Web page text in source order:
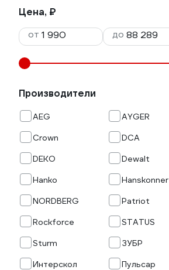
Цена, ₽
от
до
Производители
AEG
AYGER
Crown
DCA
DEKO
Dewalt
Hanko
Hanskonner
NORDBERG
Patriot
Rockforce
STATUS
Sturm
ЗУБР
Интерскол
Пульсар